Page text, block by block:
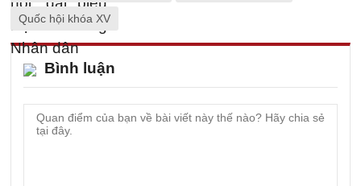
Quốc hội khóa XV
Bình luận